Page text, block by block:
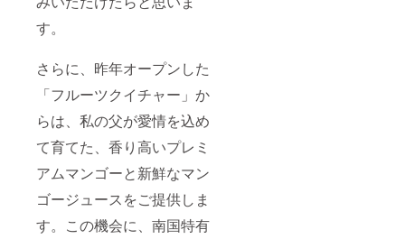
す。
さらに、昨年オープンした
「フルーツクイチャー」か
らは、私の父が愛情を込め
て育てた、香り高いプレミ
アムマンゴーと新鮮なマン
ゴージュースをご提供しま
す。この機会に、南国特有